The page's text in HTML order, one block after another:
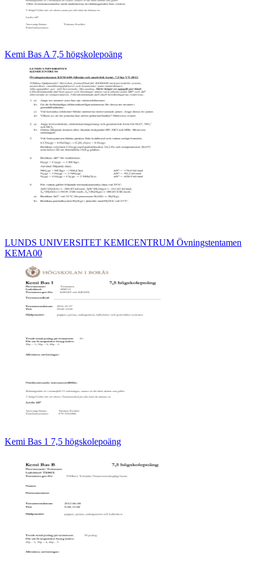
Kemi Bas A 7,5 högskolepoäng
LUNDS UNIVERSITET KEMICENTRUM Övningstentamen
KEMA00
Kemi Bas 1 7,5 högskolepoäng